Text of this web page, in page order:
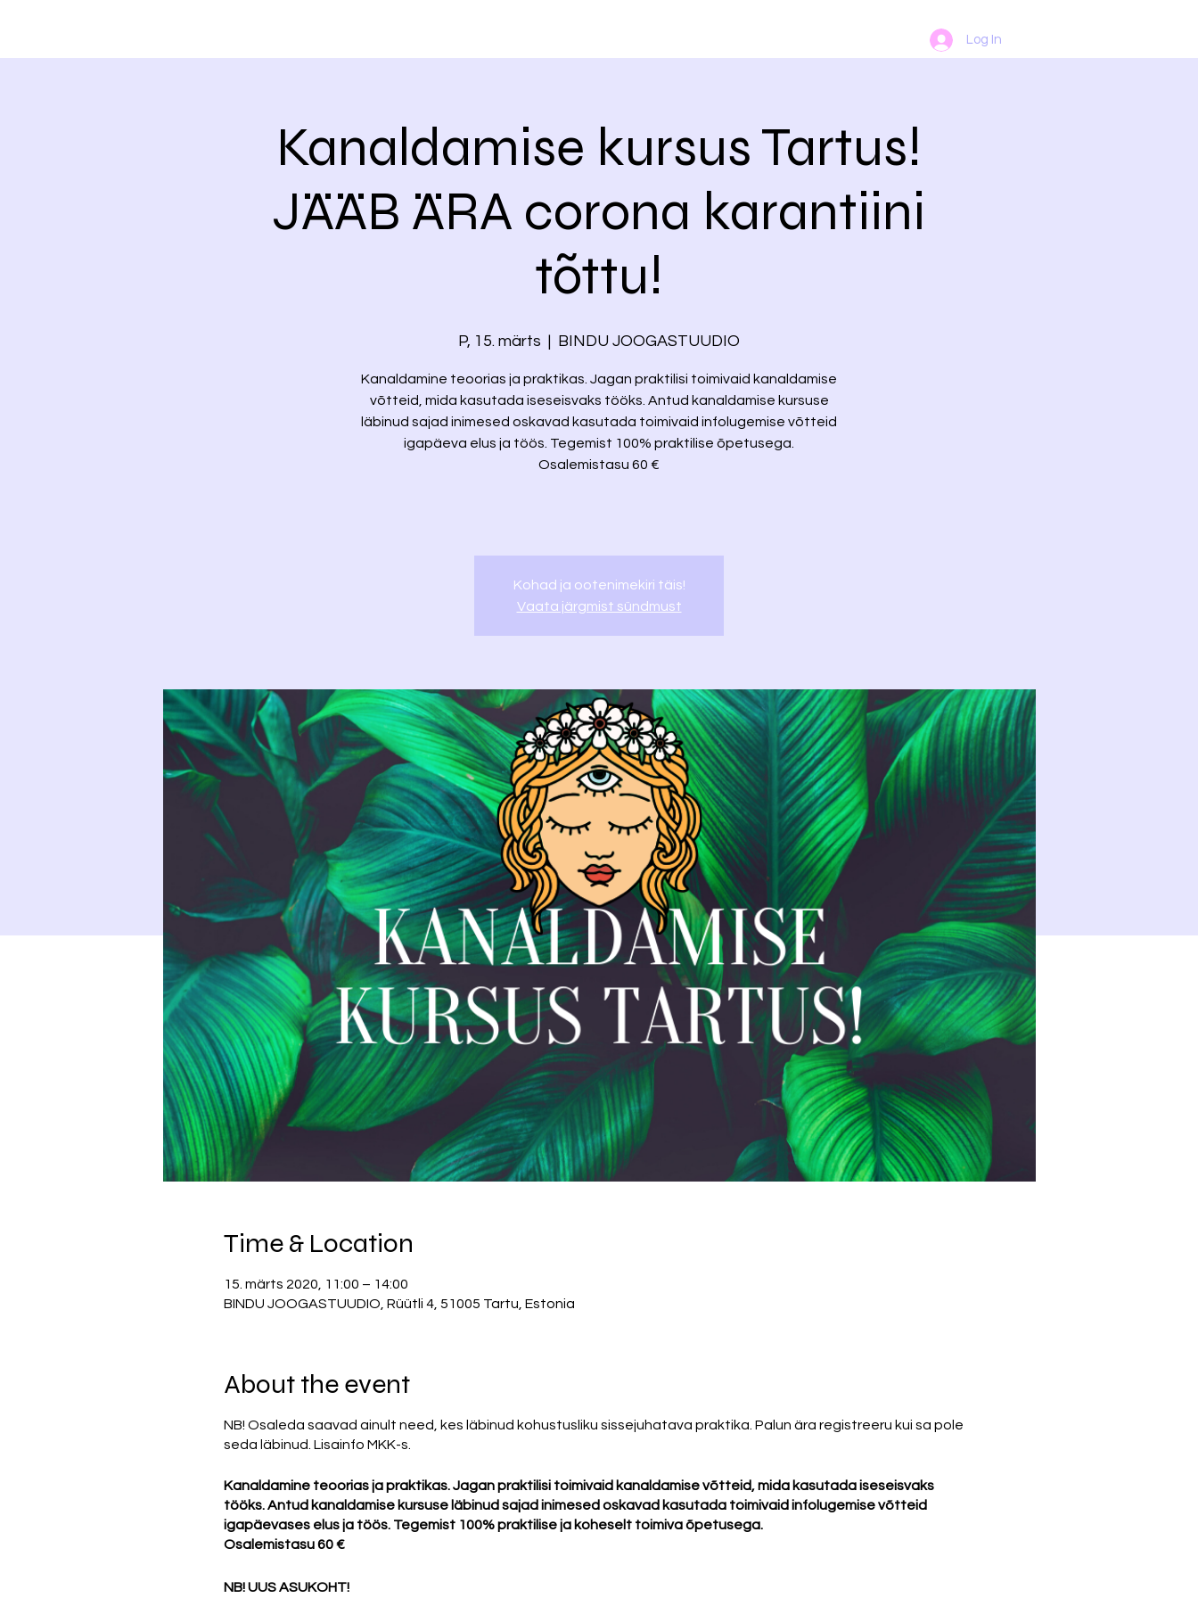
Log In
Kanaldamise kursus Tartus!
JÄÄB ÄRA corona karantiini
tõttu!
P, 15. märts
  |
BINDU JOOGASTUUDIO
Kanaldamine teoorias ja praktikas. Jagan praktilisi toimivaid kanaldamise
võtteid, mida kasutada iseseisvaks tööks. Antud kanaldamise kursuse
läbinud sajad inimesed oskavad kasutada toimivaid infolugemise võtteid
igapäeva elus ja töös. Tegemist 100% praktilise õpetusega.
Osalemistasu 60 €
Kohad ja ootenimekiri täis!
Vaata järgmist sündmust
Time & Location
15. märts 2020, 11:00 – 14:00
BINDU JOOGASTUUDIO, Rüütli 4, 51005 Tartu, Estonia
About the event
NB! Osaleda saavad ainult need, kes läbinud kohustusliku sissejuhatava praktika. Palun ära registreeru kui sa pole
seda läbinud. Lisainfo MKK-s.
Kanaldamine teoorias ja praktikas. Jagan praktilisi toimivaid kanaldamise võtteid, mida kasutada iseseisvaks
tööks. Antud kanaldamise kursuse läbinud sajad inimesed oskavad kasutada toimivaid infolugemise võtteid
igapäevases elus ja töös. Tegemist 100% praktilise ja koheselt toimiva õpetusega.
Osalemistasu 60 €
NB! UUS ASUKOHT!